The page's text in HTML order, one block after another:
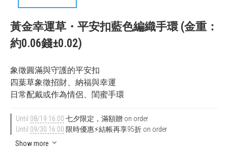
黃金幸運草・平安扣藍色編織手環 (金重：
約0.06錢±0.02)
象徵圓滿與守護的平安扣
四葉草象徵招財、納福與幸運
日常配戴或作為情侶、閨蜜手環
Until 08/19 16:00 七夕限定，滿額贈 on order
Until 09/30 16:00 限時優惠⚡結帳再享95折 on order
Show more